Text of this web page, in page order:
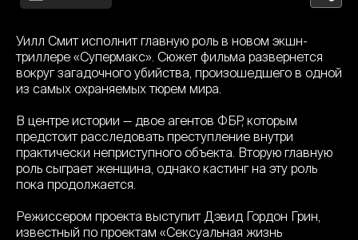
Уилл Смит исполнит главную роль в новом экшн-
триллере «Супермакс». Сюжет фильма развернется
вокруг загадочного убийства, произошедшего в одной
из самых охраняемых тюрем мира.
В центре истории — двое агентов ФБР, которым
предстоит расследовать преступление внутри
практически неприступного объекта. Вторую главную
роль сыграет женщина, однако кастинг на эту роль
пока продолжается.
Режиссером проекта выступит Дэвид Гордон Грин,
известный по проектам «Сексуальная жизнь